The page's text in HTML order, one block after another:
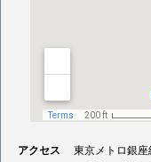
アクセス
東京メトロ銀